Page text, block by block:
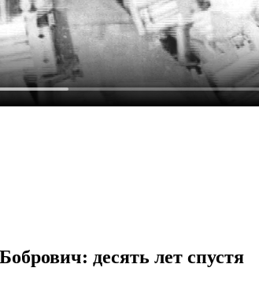
десять лет спустя